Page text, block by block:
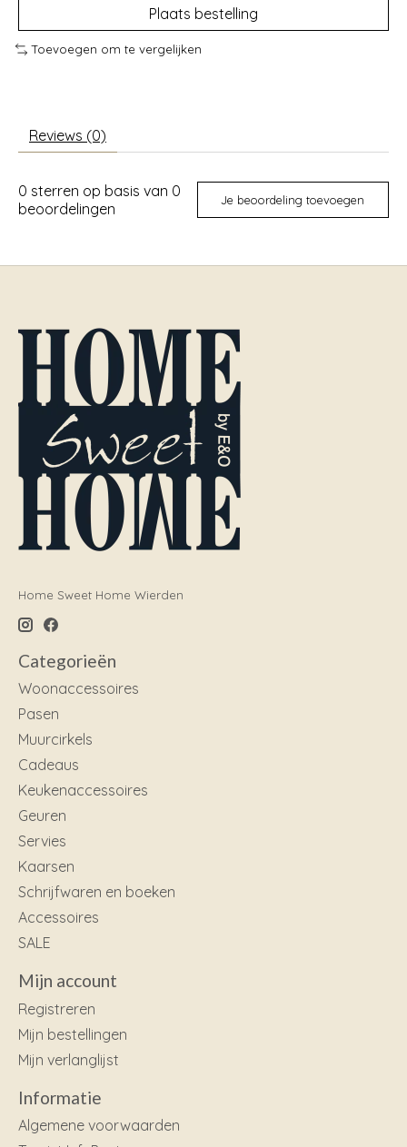
Plaats bestelling
Toevoegen om te vergelijken
Reviews (0)
0 sterren op basis van 0
beoordelingen
Je beoordeling toevoegen
Home Sweet Home Wierden
Categorieën
Woonaccessoires
Pasen
Muurcirkels
Cadeaus
Keukenaccessoires
Geuren
Servies
Kaarsen
Schrijfwaren en boeken
Accessoires
SALE
Mijn account
Registreren
Mijn bestellingen
Mijn verlanglijst
Informatie
Algemene voorwaarden